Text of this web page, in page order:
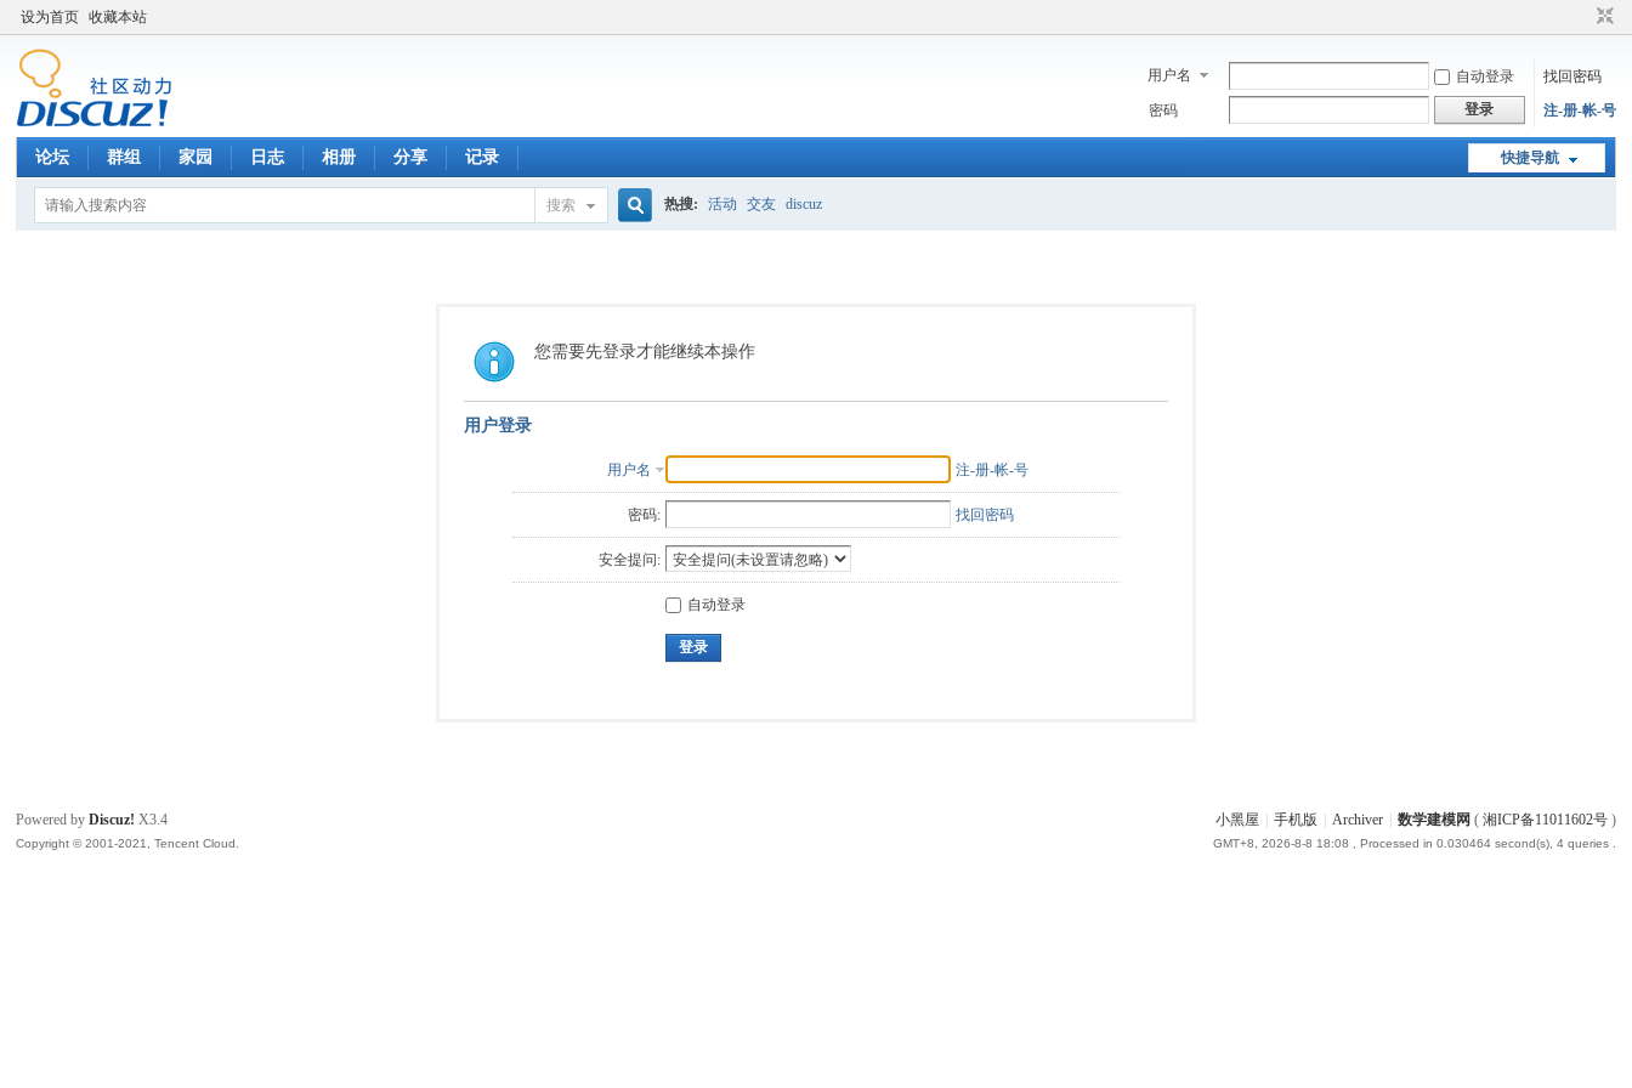
设为首页 收藏本站
用户名 自动登录
找回密码
密码
登录 注-册-帐-号
快捷导航
论坛 群组 家园 日志 相册 分享 记录
搜索
索
热搜: 活动 交友 discuz
您需要先登录才能继续本操作
用户登录
用户名 注-册-帐-号
密码: 找回密码
安全提问:
自动登录
登录
小黑屋 手机版 Archiver 数学建模网 ( 湘ICP备11011602号)
GMT+8, 2026-8-8 18:08 , Processed in 0.030464 second(s), 4 queries .
Powered byDiscuz! X3.4
Copyright © 2001-2021, Tencent Cloud.